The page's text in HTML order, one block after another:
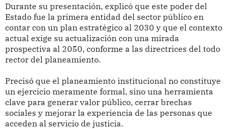
Durante su presentación, explicó que este poder del
Estado fue la primera entidad del sector público en
contar con un plan estratégico al 2030 y que el contexto
actual exige su actualización con una mirada
prospectiva al 2050, conforme a las directrices del todo
rector del planeamiento.
Precisó que el planeamiento institucional no constituye
un ejercicio meramente formal, sino una herramienta
clave para generar valor público, cerrar brechas
sociales y mejorar la experiencia de las personas que
acceden al servicio de justicia.